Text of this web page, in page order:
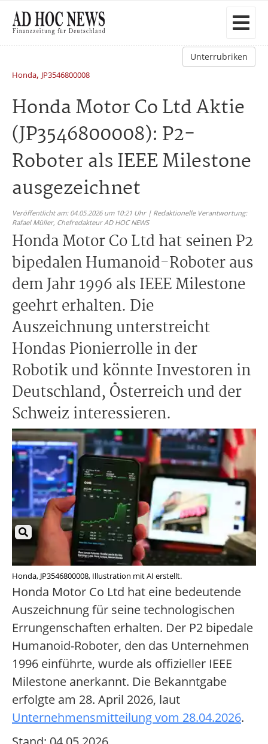
Unterrubriken
Honda, JP3546800008
Honda Motor Co Ltd Aktie
(JP3546800008): P2-
Roboter als IEEE Milestone
ausgezeichnet
Veröffentlicht am: 04.05.2026 um 10:21 Uhr | Redaktionelle Verantwortung:
Rafael Müller, Chefredakteur AD HOC NEWS
Honda Motor Co Ltd hat seinen P2
bipedalen Humanoid-Roboter aus
dem Jahr 1996 als IEEE Milestone
geehrt erhalten. Die
Auszeichnung unterstreicht
Hondas Pionierrolle in der
Robotik und könnte Investoren in
Deutschland, Österreich und der
Schweiz interessieren.
Honda, JP3546800008, Illustration mit AI erstellt.
Honda Motor Co Ltd hat eine bedeutende
Auszeichnung für seine technologischen
Errungenschaften erhalten. Der P2 bipedale
Humanoid-Roboter, den das Unternehmen
1996 einführte, wurde als offizieller IEEE
Milestone anerkannt. Die Bekanntgabe
erfolgte am 28. April 2026, laut
Unternehmensmitteilung vom 28.04.2026.